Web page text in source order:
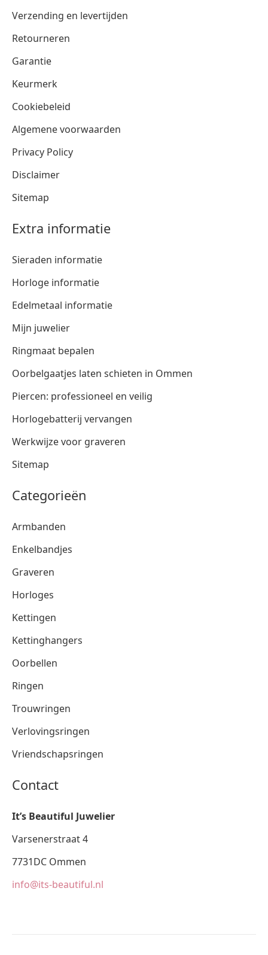
Verzending en levertijden
Retourneren
Garantie
Keurmerk
Cookiebeleid
Algemene voorwaarden
Privacy Policy
Disclaimer
Sitemap
Extra informatie
Sieraden informatie
Horloge informatie
Edelmetaal informatie
Mijn juwelier
Ringmaat bepalen
Oorbelgaatjes laten schieten in Ommen
Piercen: professioneel en veilig
Horlogebatterij vervangen
Werkwijze voor graveren
Sitemap
Categorieën
Armbanden
Enkelbandjes
Graveren
Horloges
Kettingen
Kettinghangers
Oorbellen
Ringen
Trouwringen
Verlovingsringen
Vriendschapsringen
Contact
It’s Beautiful Juwelier
Varsenerstraat 4
7731DC Ommen
info@its-beautiful.nl